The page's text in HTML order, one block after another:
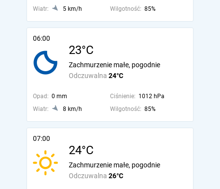
Wiatr:
5 km/h Wilgotność: 85%
06:00
23°C
Odczuwalna 24°C
Zachmurzenie małe, pogodnie
Opad: 0 mm Ciśnienie: 1012 hPa
Wiatr:
8 km/h Wilgotność: 85%
07:00
24°C
Odczuwalna 26°C
Zachmurzenie małe, pogodnie